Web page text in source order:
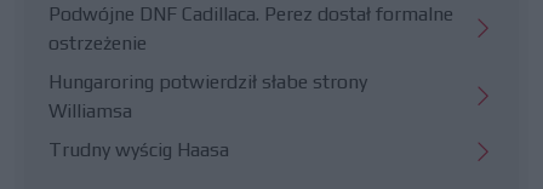
Podwójne DNF Cadillaca. Perez dostał formalne
ostrzeżenie
Hungaroring potwierdził słabe strony
Williamsa
Trudny wyścig Haasa